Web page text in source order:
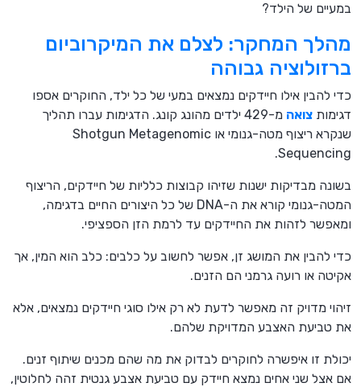
במעיים של הילד?
מהלך המחקר: לצלם את המיקרוביום
ברזולוציה גבוהה
כדי להבין אילו חיידקים נמצאים במעי של כל ילד, החוקרים אספו
דגימות צואה
מ-429 ילדים מהונג קונג. הדגימות עברו תהליך
שנקרא ריצוף מטה-גנומי או Shotgun Metagenomic
Sequencing.
בשונה מבדיקות ישנות שזיהו קבוצות כלליות של חיידקים, הריצוף
המטה-גנומי קורא את ה-DNA של כל היצורים החיים בדגימה,
ומאפשר לזהות את החיידקים עד לרמת הזן הספציפי.
כדי להבין את המושג זן, אפשר לחשוב על כלבים: כלב הוא המין, אך
אקיטה או רועה גרמני הם הזנים.
זיהוי מדויק זה מאפשר לדעת לא רק אילו סוגי חיידקים נמצאים, אלא
את טביעת האצבע המדויקת שלהם.
יכולת זו איפשרה לחוקרים לבדוק את מה שהם מכנים שיתוף זנים.
אם אצל שני אחים נמצא חיידק עם טביעת אצבע גנטית זהה לחלוטין,